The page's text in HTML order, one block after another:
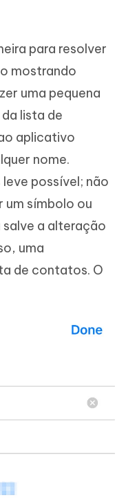
para resolver
mostrando
uma pequena
lista de
aplicativo
nome.
possível; não
um símbolo ou
salve a alteração
uma
de contatos. O